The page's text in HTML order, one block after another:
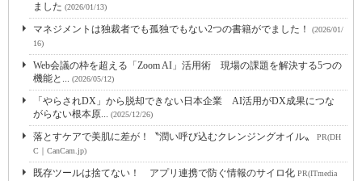
ました (2026/01/13)
マネジメントは独裁者でも孤独でもない2つの書籍がでました！
(2026/01/
16)
Web会議の枠を超える「Zoom AI」活用術 現場の課題を解決する5つの
機能と... (2026/05/12)
「やらされDX」から脱却できない日本企業 AI活用がDX成果につな
がらない根本原... (2025/12/26)
落とすケアで美肌に差が！〝潤い呼び込むクレンジングオイル〟
PR(DH
C｜CanCam.jp)
既存ツールは捨てない！ アプリ連携で防ぐ情報のサイロ化 PR(ITmedia